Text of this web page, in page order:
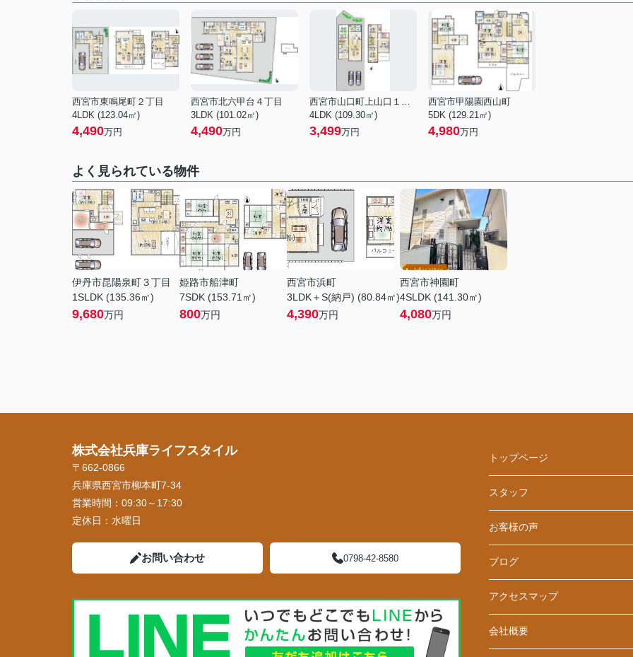
西宮市東鳴尾町２丁目
4LDK (123.04㎡)
4,490万円
西宮市北六甲台４丁目
3LDK (101.02㎡)
4,490万円
西宮市山口町上山口１丁目
4LDK (109.30㎡)
3,499万円
西宮市甲陽園西山町
5DK (129.21㎡)
4,980万円
よく見られている物件
伊丹市昆陽泉町３丁目
1SLDK (135.36㎡)
9,680万円
姫路市船津町
7SDK (153.71㎡)
800万円
西宮市浜町
3LDK＋S(納戸) (80.84㎡)
4,390万円
西宮市神園町
4SLDK (141.30㎡)
4,080万円
株式会社兵庫ライフスタイル
〒662-0866
兵庫県西宮市柳本町7-34
営業時間： 09:30～17:30
定休日： 水曜日
お問い合わせ 0798-42-8580
トップページ
スタッフ
お客様の声
ブログ
アクセスマップ
会社概要